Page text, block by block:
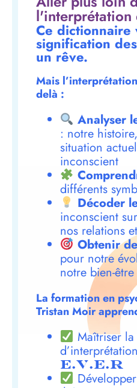
l'interprétation
Ce dictionnaire
signification
un rêve.
Mais
delà :
Analyser
: notre
situation
inconscient
différents
Décoder
inconscient
nos relations
Obtenir
pour notre
notre bien-être
La formation en
Tristan Moir
Maîtriser
E.V.E.R